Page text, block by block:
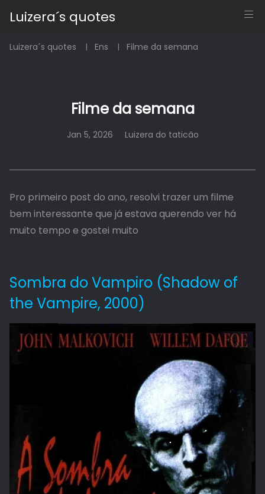
Luizera´s quotes
Luizera´s quotes Ens Filme da semana
Filme da semana
Jan 5, 2026 Luizera do taticão
Pro primeiro post do ano, resolvi trazer um filme
bem interessante que já estava querendo ver há
muito tempo e gostei muito
Sombra do Vampiro (Shadow of
the Vampire, 2000)